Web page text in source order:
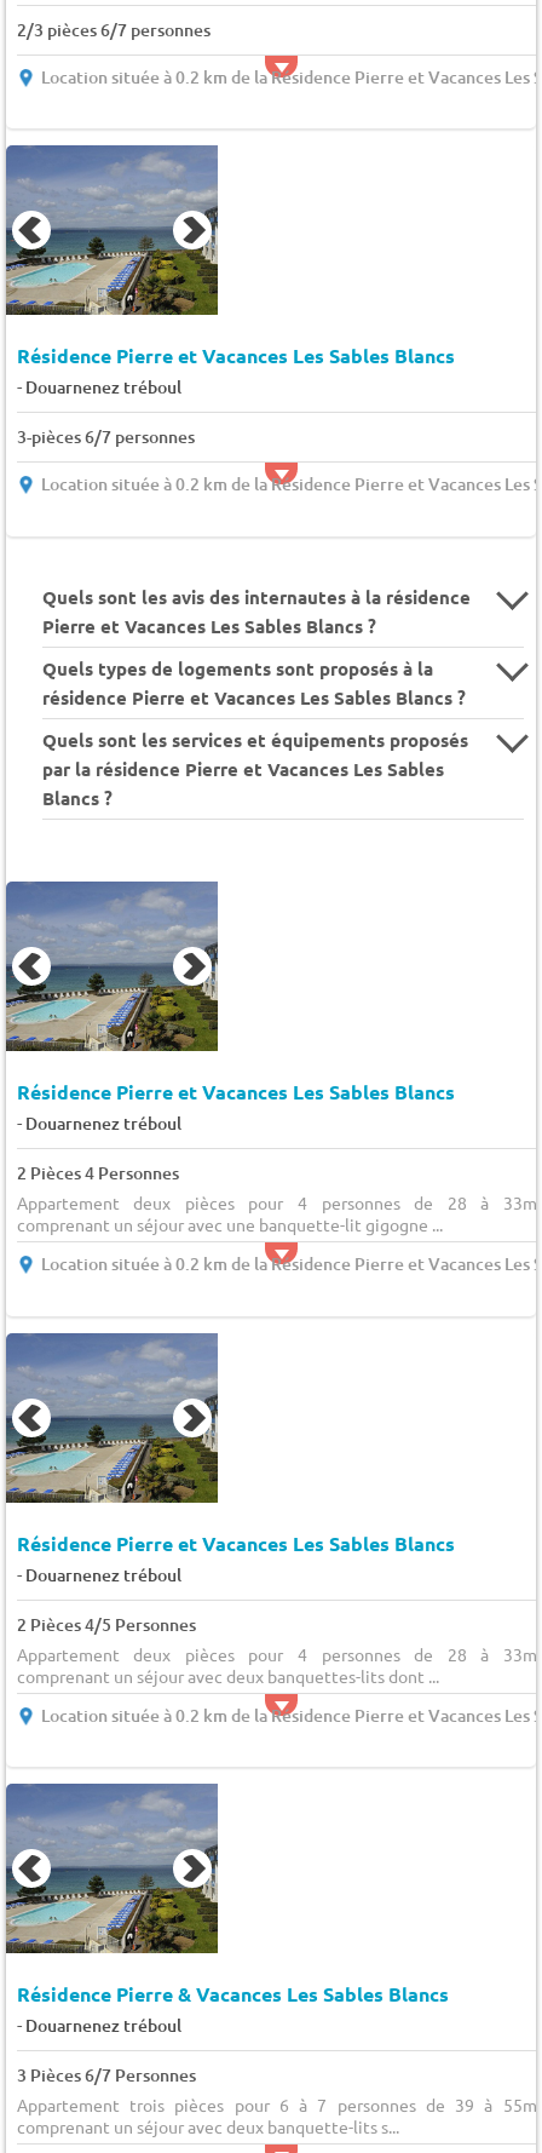
2/3 pièces 6/7 personnes
Location située à 0.2 km de la Résidence Pierre et Vacances Les
Résidence Pierre et Vacances Les Sables Blancs
- Douarnenez tréboul
3-pièces 6/7 personnes
Location située à 0.2 km de la Résidence Pierre et Vacances Les
Quels sont les avis des internautes à la résidence
Pierre et Vacances Les Sables Blancs ?
Quels types de logements sont proposés à la
résidence Pierre et Vacances Les Sables Blancs ?
Quels sont les services et équipements proposés
par la résidence Pierre et Vacances Les Sables
Blancs ?
Résidence Pierre et Vacances Les Sables Blancs
- Douarnenez tréboul
2 Pièces 4 Personnes
Appartement deux pièces pour 4 personnes de 28 à
comprenant un séjour avec une banquette-lit gigogne ...
Location située à 0.2 km de la Résidence Pierre et Vacances Les
Résidence Pierre et Vacances Les Sables Blancs
- Douarnenez tréboul
2 Pièces 4/5 Personnes
Appartement deux pièces pour 4 personnes de 28 à
comprenant un séjour avec deux banquettes-lits dont ...
Location située à 0.2 km de la Résidence Pierre et Vacances Les
Résidence Pierre & Vacances Les Sables Blancs
- Douarnenez tréboul
3 Pièces 6/7 Personnes
Appartement trois pièces pour 6 à 7 personnes de 39 à
comprenant un séjour avec deux banquette-lits s...